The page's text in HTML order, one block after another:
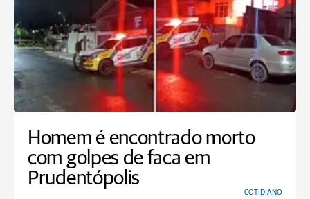
Homem é encontrado morto
com golpes de faca em
Prudentópolis
COTIDIANO